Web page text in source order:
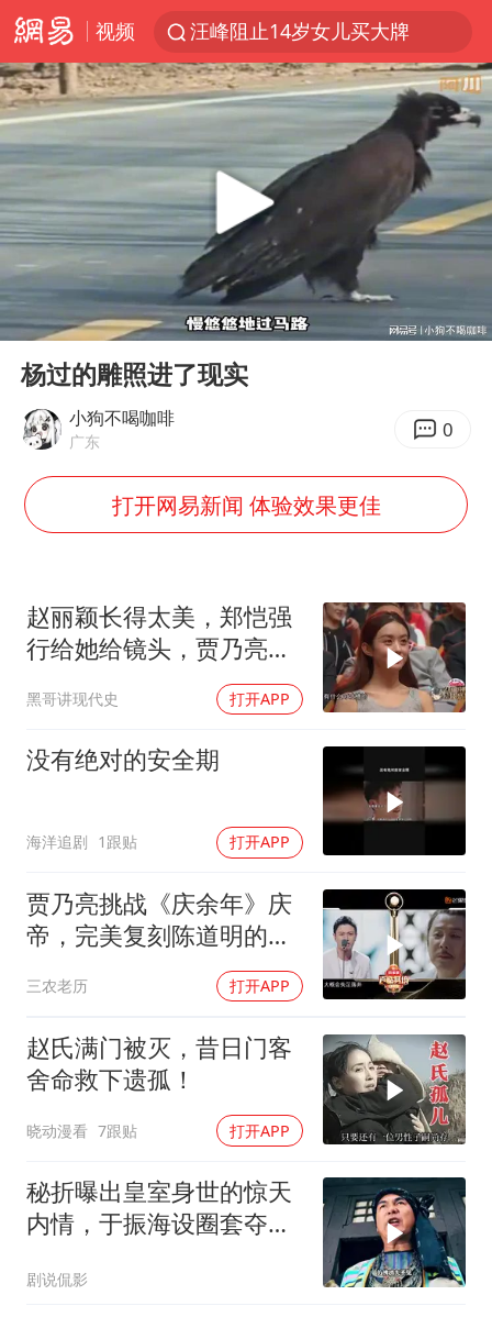
视频
汪峰阻止14岁女儿买大牌
“立秋的第一杯奶茶”又爆单了
四川宜宾市高县发生4.9级地震
王力宏演唱会黄牛带观众藏匿被查获
泰国校园枪击案死亡人数升至7人
佛山通报笔试前13被淘汰后5名进体检
陕西省委书记赶赴柞水县杏坪镇
女孩摆摊卖菌子时收到北大通知书
公司“上四休三”但要降薪1000元
台风灿鸿未来对中国无影响
河南某医院2.33亿工程串标案细节披露
朱雨玲晋级WTT横滨冠军赛女单八强
“中国蔬菜之乡”最高温达41.8℃
东方之约 相约未来
Play
00:00
杨过的雕照进了现实
小狗不喝咖啡
广东 0
打开网易新闻 体验效果更佳
赵丽颖长得太美，郑恺强
行给她给镜头，贾乃亮：
黑哥讲现代史 打开APP
没有绝对的安全期
海洋追剧 1跟贴 打开APP
贾乃亮挑战《庆余年》庆
帝，完美复刻陈道明的台
词腔调，帝王气场尽数展
现
三农老历 打开APP
赵氏满门被灭，昔日门客
舍命救下遗孤！
晓动漫看 7跟贴 打开APP
秘折曝出皇室身世的惊天
内情，于振海设圈套夺权
剧说侃影